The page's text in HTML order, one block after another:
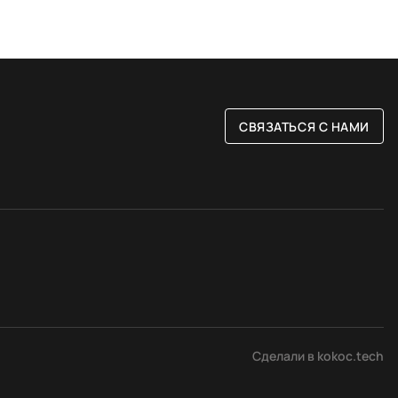
СВЯЗАТЬСЯ С НАМИ
Сделали в kokoc.tech